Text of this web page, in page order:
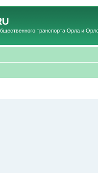
транспорта Орла и